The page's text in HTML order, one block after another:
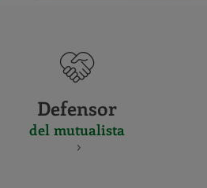
Defensor
del mutualista